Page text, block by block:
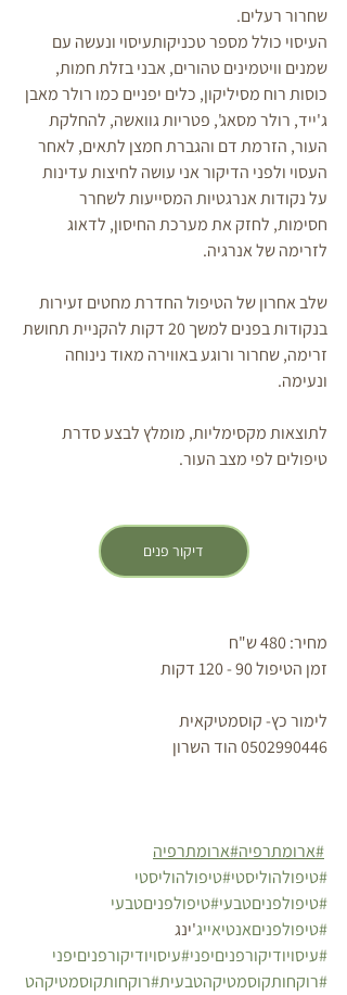
שחרור רעלים.
העיסוי כולל מספר טכניקותעיסוי ונעשה עם
שמנים וויטמינים טהורים, אבני בזלת חמות,
כוסות רוח מסיליקון, כלים יפניים כמו רולר מאבן
ג'ייד, רולר מסאג', פטריות גוואשה, להחלקת
העור, הזרמת דם והגברת חמצן לתאים, לאחר
העסוי ולפני הדיקור אני עושה לחיצות עדינות
על נקודות אנרגטיות המסייעות לשחרר
חסימות, לחזק את מערכת החיסון, לדאוג
לזרימה של אנרגיה.
שלב אחרון של הטיפול החדרת מחטים זעירות
בנקודות בפנים למשך 20 דקות להקניית תחושת
זרימה, שחרור ורוגע באווירה מאוד נינוחה
ונעימה.
לתוצאות מקסימליות, מומלץ לבצע סדרת
טיפולים לפי מצב העור.
דיקור פנים
מחיר: 480 ש"ח
זמן הטיפול 90 - 120 דקות
לימור כץ- קוסמטיקאית
0502990446 הוד השרון
#ארומתרפיה#ארומתרפיה
#טיפולהוליסטי#טיפולהוליסטי
#טיפולפניםטבעי#טיפולפניםטבעי
#טיפולפניםאנטיאייג'ינג
#עיסויודיקורפניםיפני#עיסויודיקורפניםיפני
#רוקחותקוסמטיקהטבעית#רוקחותקוסמטיקהט